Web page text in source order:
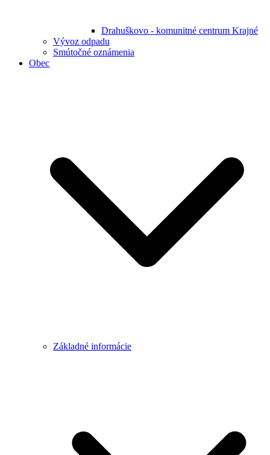
Drahuškovo - komunitné centrum Krajné
Vývoz odpadu
Smútočné oznámenia
Obec
Základné informácie